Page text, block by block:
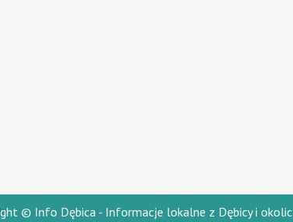
© Info Dębica - Informacje lokalne z Dębicy i okolic